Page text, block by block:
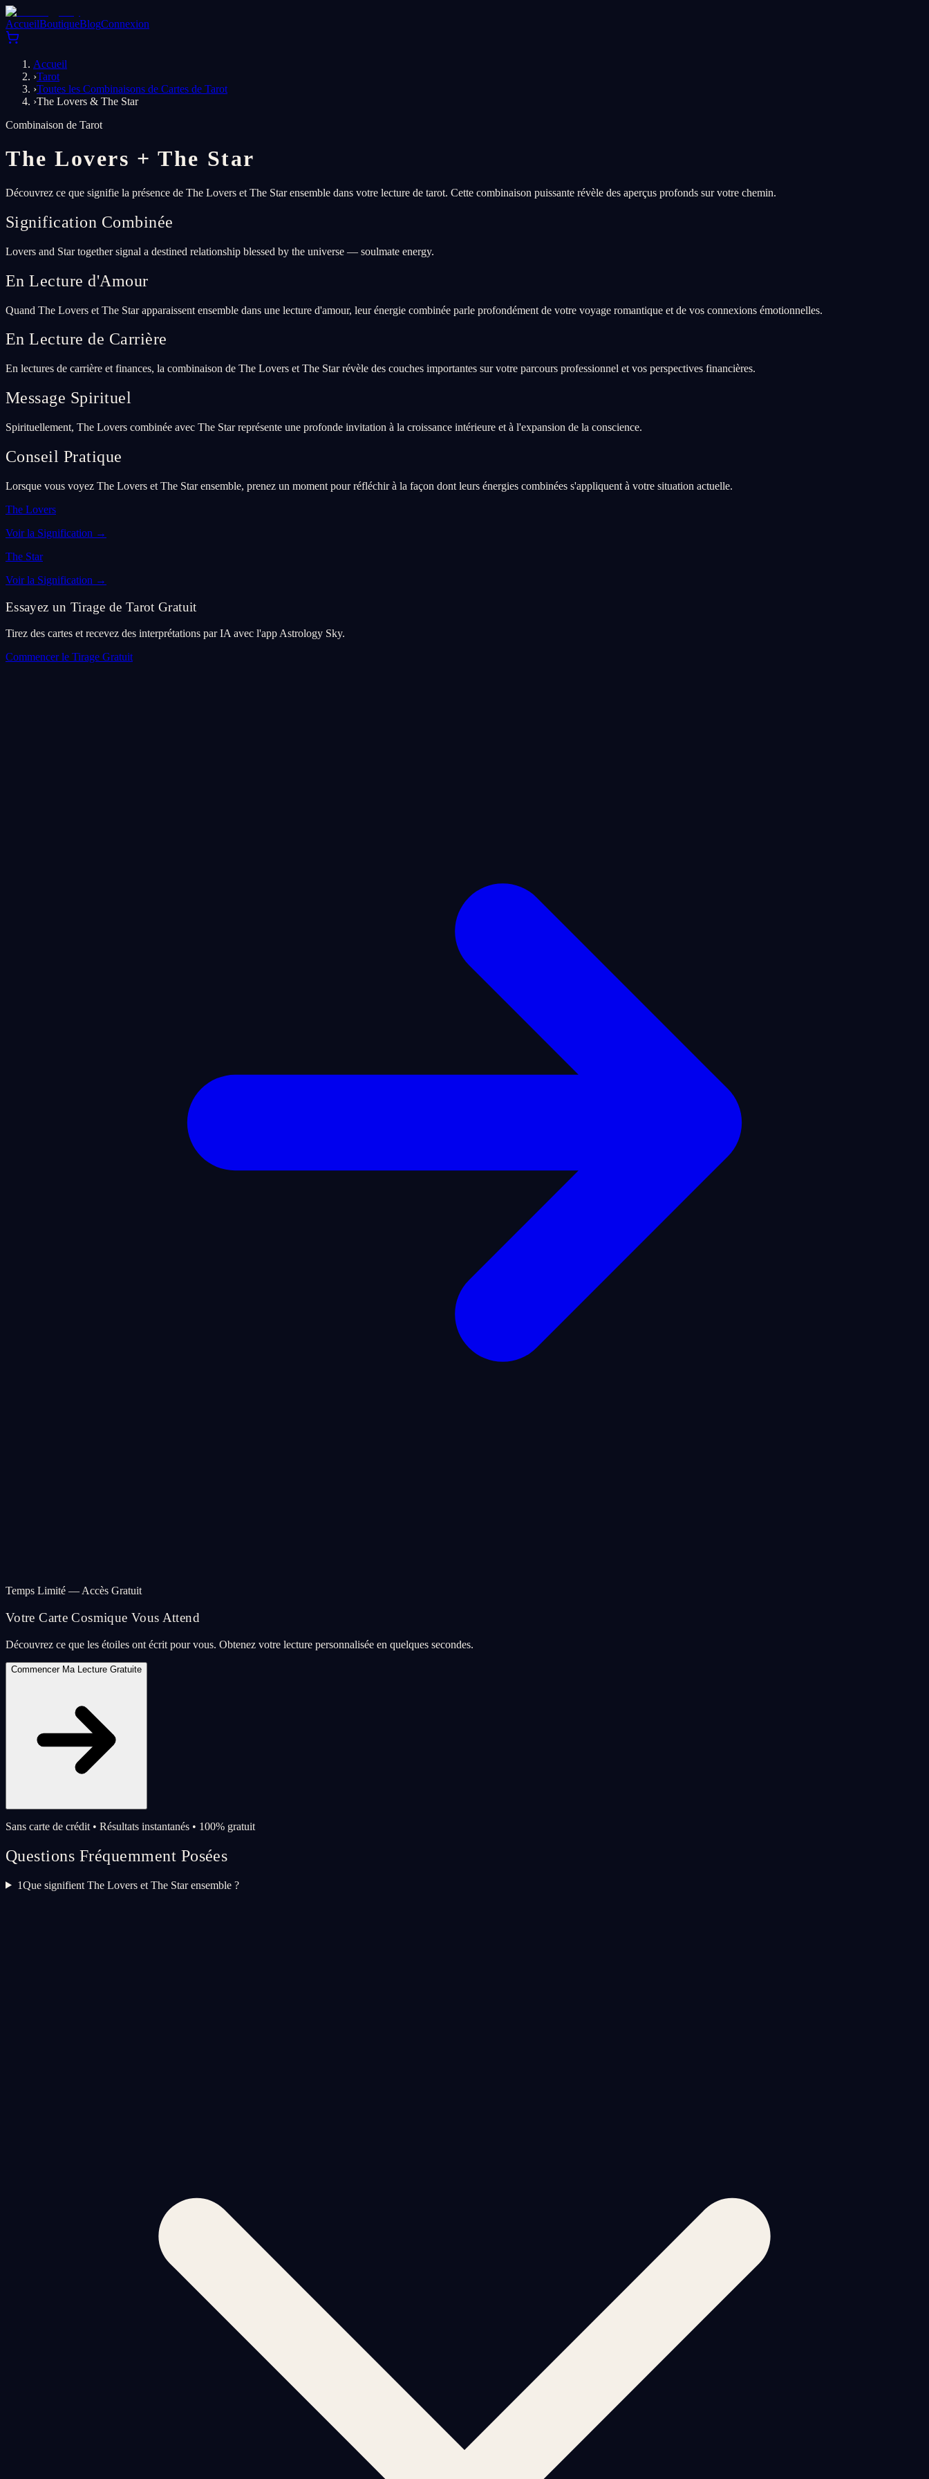
AccueilBoutiqueBlogConnexion
Accueil
›Tarot
›Toutes les Combinaisons de Cartes de Tarot
›The Lovers & The Star
Combinaison de Tarot
The Lovers +The Star
Découvrez ce que signifie la présence de The Lovers et The Star ensemble dans votre lecture de tarot. Cette combinaison puissante révèle des aperçus profonds sur votre chemin.
Signification Combinée
Lovers and Star together signal a destined relationship blessed by the universe — soulmate energy.
En Lecture d'Amour
Quand The Lovers et The Star apparaissent ensemble dans une lecture d'amour, leur énergie combinée parle profondément de votre voyage romantique et de vos connexions émotionnelles.
En Lecture de Carrière
En lectures de carrière et finances, la combinaison de The Lovers et The Star révèle des couches importantes sur votre parcours professionnel et vos perspectives financières.
Message Spirituel
Spirituellement, The Lovers combinée avec The Star représente une profonde invitation à la croissance intérieure et à l'expansion de la conscience.
Conseil Pratique
Lorsque vous voyez The Lovers et The Star ensemble, prenez un moment pour réfléchir à la façon dont leurs énergies combinées s'appliquent à votre situation actuelle.
The Lovers
Voir la Signification →
The Star
Voir la Signification →
Essayez un Tirage de Tarot Gratuit
Tirez des cartes et recevez des interprétations par IA avec l'app Astrology Sky.
Commencer le Tirage Gratuit
Temps Limité — Accès Gratuit
Votre Carte Cosmique Vous Attend
Découvrez ce que les étoiles ont écrit pour vous. Obtenez votre lecture personnalisée en quelques secondes.
Commencer Ma Lecture Gratuite
Sans carte de crédit • Résultats instantanés • 100% gratuit
Questions Fréquemment Posées
1Que signifient The Lovers et The Star ensemble ?